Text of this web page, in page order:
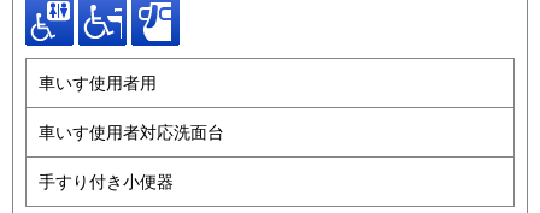
車いす使用者用
車いす使用者対応洗面台
手すり付き小便器